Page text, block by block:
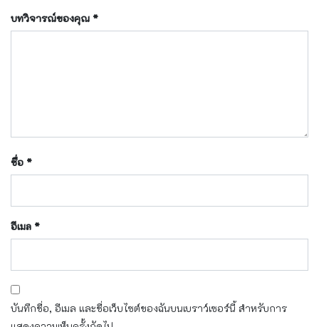
บทวิจารณ์ของคุณ *
ชื่อ *
อีเมล *
บันทึกชื่อ, อีเมล และชื่อเว็บไซต์ของฉันบนเบราว์เซอร์นี้ สำหรับการ